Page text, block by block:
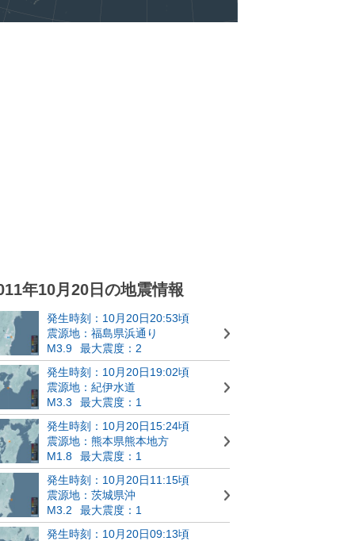
年10月20日の地震情報
発生時刻：10月20日20:53頃
震源地：福島県浜通り
M3.9
最大震度：2
発生時刻：10月20日19:02頃
震源地：紀伊水道
M3.3
最大震度：1
発生時刻：10月20日15:24頃
震源地：熊本県熊本地方
M1.8
最大震度：1
発生時刻：10月20日11:15頃
震源地：茨城県沖
M3.2
最大震度：1
発生時刻：10月20日09:13頃